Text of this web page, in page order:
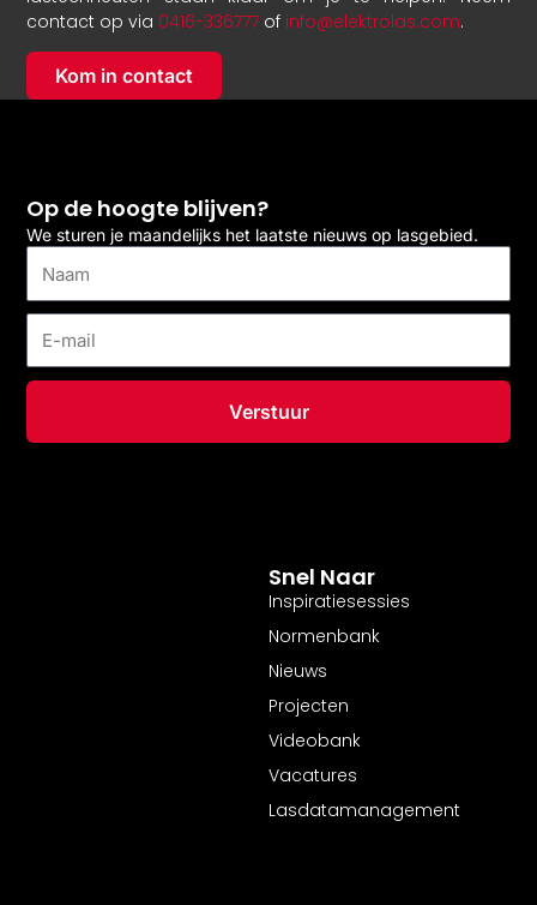
contact op via 0416-336777 of info@elektrolas.com.
Kom in contact
Snel Naar
Inspiratiesessies
Normenbank
Nieuws
Projecten
Videobank
Vacatures
Lasdatamanagement
Op de hoogte blijven?
We sturen je maandelijks het laatste nieuws op lasgebied.
mail
Verstuur